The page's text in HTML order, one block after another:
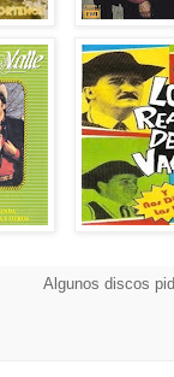
Algunos discos